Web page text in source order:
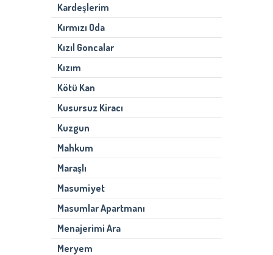
Kardeşlerim
Kırmızı Oda
Kızıl Goncalar
Kızım
Kötü Kan
Kusursuz Kiracı
Kuzgun
Mahkum
Maraşlı
Masumiyet
Masumlar Apartmanı
Menajerimi Ara
Meryem